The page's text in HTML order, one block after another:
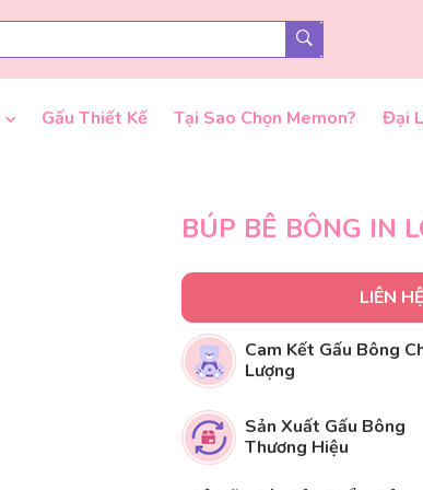
Gấu Thiết Kế Tại Sao Chọn Memon? Đại
BÚP BÊ BÔNG IN
LIÊN HỆ
Cam Kết Gấu Bông
Lượng
Sản Xuất Gấu Bông
Thương Hiệu